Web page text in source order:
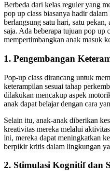
Berbeda dari kelas reguler yang
pop up class biasanya hadir
berlangsung satu hari, satu pekan,
saja. Ada beberapa tujuan pop up
mempertimbangkan anak masuk
1. Pengembangan
Pop-up class dirancang untuk
keterampilan sesuai tahap
dilakukan mencakup aspek
anak dapat belajar dengan cara
Selain itu, anak-anak diberikan
kreativitas mereka melalui
ini, mereka dapat meningkatkan
berpikir kritis dalam lingkungan
2. Stimulasi Kognitif dan